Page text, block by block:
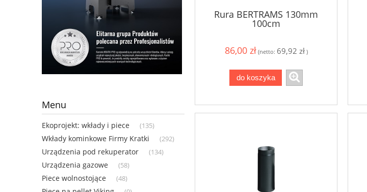
Menu
Ekoprojekt: wkłady i piece (135)
Wkłady kominkowe Firmy Kratki (292)
Urządzenia pod rekuperator (134)
Urządzenia gazowe (58)
Piece wolnostojące (48)
Rura BERTRAMS 130mm
100cm
86,00 zł (netto: 69,92 zł)
do koszyka